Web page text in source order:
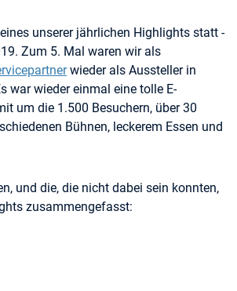
unserer jährlichen Highlights statt -
Zum 5. Mal waren wir als
wieder als Aussteller in
war wieder einmal eine tolle E-
um die 1.500 Besuchern, über 30
Bühnen, leckerem Essen und
und die, die nicht dabei sein konnten,
zusammengefasst: